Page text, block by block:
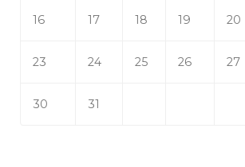
16 17 18 19 20
23 24 25 26 27
30 31